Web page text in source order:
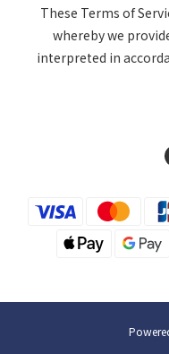
These Terms of
whereby we
interpreted in